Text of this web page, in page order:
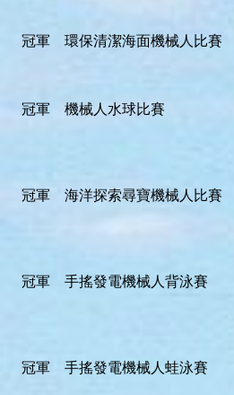
冠軍 環保清潔海面機械人比賽
冠軍 機械人水球比賽
冠軍 海洋探索尋寶機械人比賽
冠軍 手搖發電機械人背泳賽
冠軍 手搖發電機械人蛙泳賽